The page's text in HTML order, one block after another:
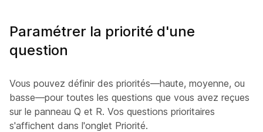
Paramétrer la priorité d'une
question
Vous pouvez définir des priorités—haute, moyenne, ou
basse—pour toutes les questions que vous avez reçues
sur le panneau Q et R. Vos questions prioritaires
s'affichent dans l'onglet Priorité.